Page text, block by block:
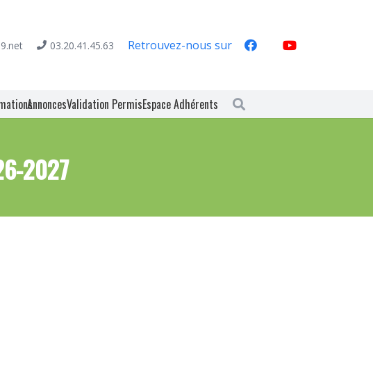
03.20.41.45.63 Retrouvez-nous sur
AnnoncesValidation PermisEspace Adhérents
2027